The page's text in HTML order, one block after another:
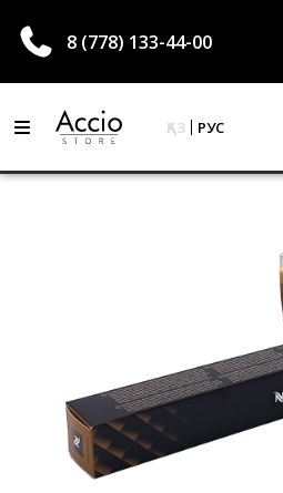
8 (778) 133-44-00
ҚАЗ РУС